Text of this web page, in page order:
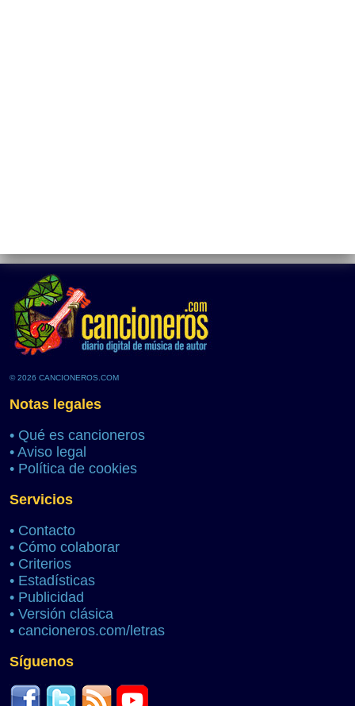
© 2026 CANCIONEROS.COM
Notas legales
• Qué es cancioneros
• Aviso legal
• Política de cookies
Servicios
• Contacto
• Cómo colaborar
• Criterios
• Estadísticas
• Publicidad
• Versión clásica
• cancioneros.com/letras
Síguenos